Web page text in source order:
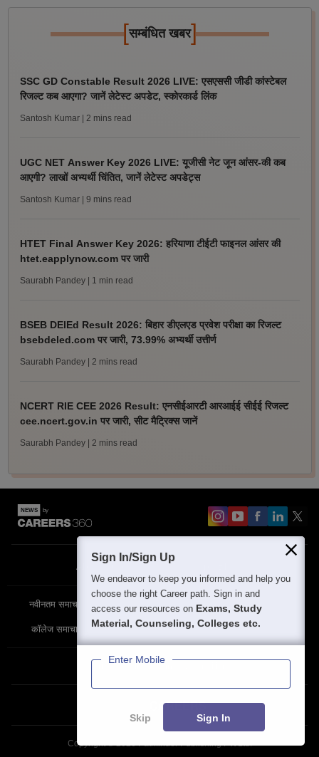
[सम्बंधित खबर]
SSC GD Constable Result 2026 LIVE: एसएससी जीडी कांस्टेबल
रिजल्ट कब आएगा? जानें लेटेस्ट अपडेट, स्कोरकार्ड लिंक
Santosh Kumar | 2 mins read
UGC NET Answer Key 2026 LIVE: यूजीसी नेट जून आंसर-की कब
आएगी? लाखों अभ्यर्थी चिंतित, जानें लेटेस्ट अपडेट्स
Santosh Kumar | 9 mins read
HTET Final Answer Key 2026: हरियाणा टीईटी फाइनल आंसर की
htet.eapplynow.com पर जारी
Saurabh Pandey | 1 min read
BSEB DElEd Result 2026: बिहार डीएलएड प्रवेश परीक्षा का रिजल्ट
bsebdeled.com पर जारी, 73.99% अभ्यर्थी उत्तीर्ण
Saurabh Pandey | 2 mins read
NCERT RIE CEE 2026 Result: एनसीईआरटी आरआईई सीईई रिजल्ट
cee.ncert.gov.in पर जारी, सीट मैट्रिक्स जानें
Saurabh Pandey | 2 mins read
About Contact Us Site Map
नवीनतम समाचार विशेष समाचार परीक्षा समाचार
कॉलेज समाचार
Privacy Policy Terms & Condition
Copyright ©2026Pathfinder Publishing Pvt Ltd.
Sign In/Sign Up
We endeavor to keep you informed and help you
choose the right Career path. Sign in and
access our resources on Exams, Study
Material, Counseling, Colleges etc.
Enter Mobile
Skip Sign In